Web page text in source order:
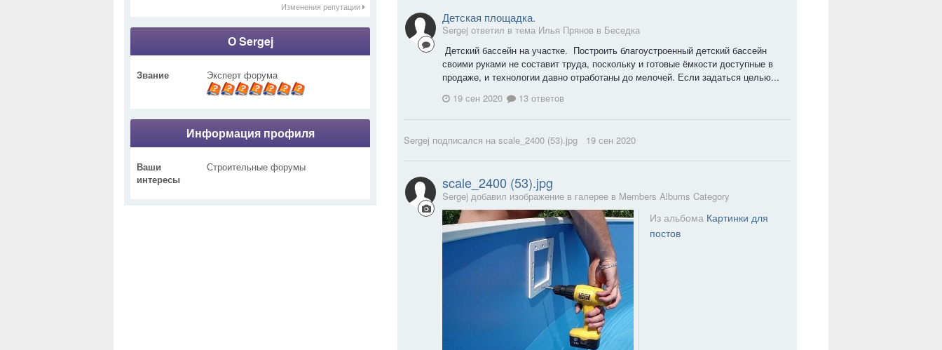
Изменения репутации
О Sergej
Звание Эксперт форума
Информация профиля
Ваши
интересы
Строительные форумы
Детская площадка.
Sergej ответил в тема Илья Прянов в Беседка
Детский бассейн на участке. Построить благоустроенный детский бассейн
своими руками не составит труда, поскольку и готовые ёмкости доступные в
продаже, и технологии давно отработаны до мелочей. Если задаться целью...
19 сен 2020
13 ответов
Sergej подписался на scale_2400 (53).jpg 19 сен 2020
scale_2400 (53).jpg
Sergej добавил изображение в галерее в Members Albums Category
Из альбома Картинки для
постов